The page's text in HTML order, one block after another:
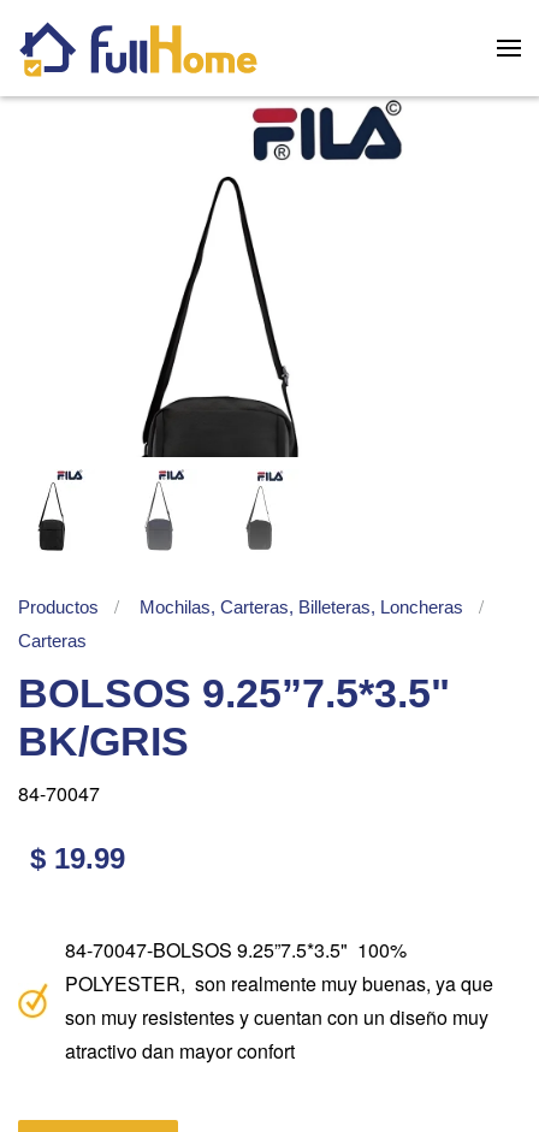
Skip to main content
Productos
Mochilas, Carteras, Billeteras, Loncheras
Carteras
BOLSOS 9.25”7.5*3.5"
BK/GRIS
84-70047
$ 19.99
84-70047-BOLSOS 9.25”7.5*3.5" 100%
POLYESTER, son realmente muy buenas, ya que
son muy resistentes y cuentan con un diseño muy
atractivo dan mayor confort